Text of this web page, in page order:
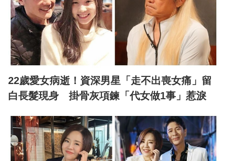
22歲愛女病逝！資深男星「走不出喪女痛」留
白長髮現身 掛骨灰項鍊「代女做1事」惹淚